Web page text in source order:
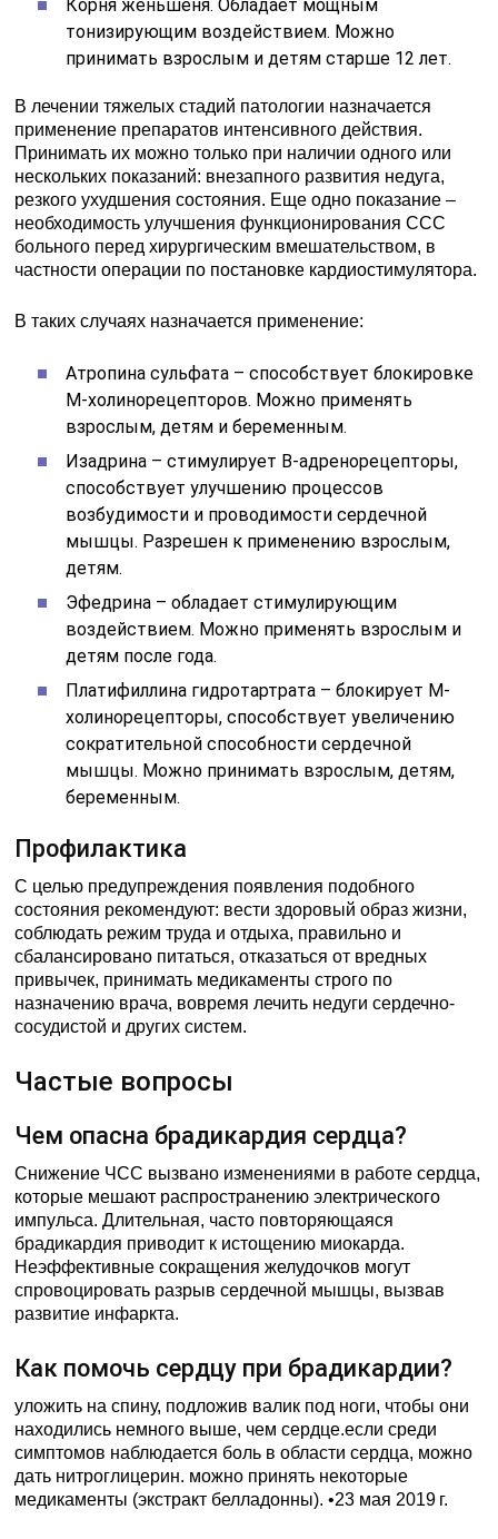
Корня женьшеня. Обладает мощным
тонизирующим воздействием. Можно
принимать взрослым и детям старше 12 лет.
В лечении тяжелых стадий патологии назначается
применение препаратов интенсивного действия.
Принимать их можно только при наличии одного или
нескольких показаний: внезапного развития недуга,
резкого ухудшения состояния. Еще одно показание –
необходимость улучшения функционирования ССС
больного перед хирургическим вмешательством, в
частности операции по постановке кардиостимулятора.
В таких случаях назначается применение:
Атропина сульфата – способствует блокировке
М-холинорецепторов. Можно применять
взрослым, детям и беременным.
Изадрина – стимулирует В-адренорецепторы,
способствует улучшению процессов
возбудимости и проводимости сердечной
мышцы. Разрешен к применению взрослым,
детям.
Эфедрина – обладает стимулирующим
воздействием. Можно применять взрослым и
детям после года.
Платифиллина гидротартрата – блокирует М-
холинорецепторы, способствует увеличению
сократительной способности сердечной
мышцы. Можно принимать взрослым, детям,
беременным.
Профилактика
С целью предупреждения появления подобного
состояния рекомендуют: вести здоровый образ жизни,
соблюдать режим труда и отдыха, правильно и
сбалансировано питаться, отказаться от вредных
привычек, принимать медикаменты строго по
назначению врача, вовремя лечить недуги сердечно-
сосудистой и других систем.
Частые вопросы
Чем опасна брадикардия сердца?
Снижение ЧСС вызвано изменениями в работе сердца,
которые мешают распространению электрического
импульса. Длительная, часто повторяющаяся
брадикардия приводит к истощению миокарда.
Неэффективные сокращения желудочков могут
спровоцировать разрыв сердечной мышцы, вызвав
развитие инфаркта.
Как помочь сердцу при брадикардии?
уложить на спину, подложив валик под ноги, чтобы они
находились немного выше, чем сердце.если среди
симптомов наблюдается боль в области сердца, можно
дать нитроглицерин. можно принять некоторые
медикаменты (экстракт белладонны). •23 мая 2019 г.